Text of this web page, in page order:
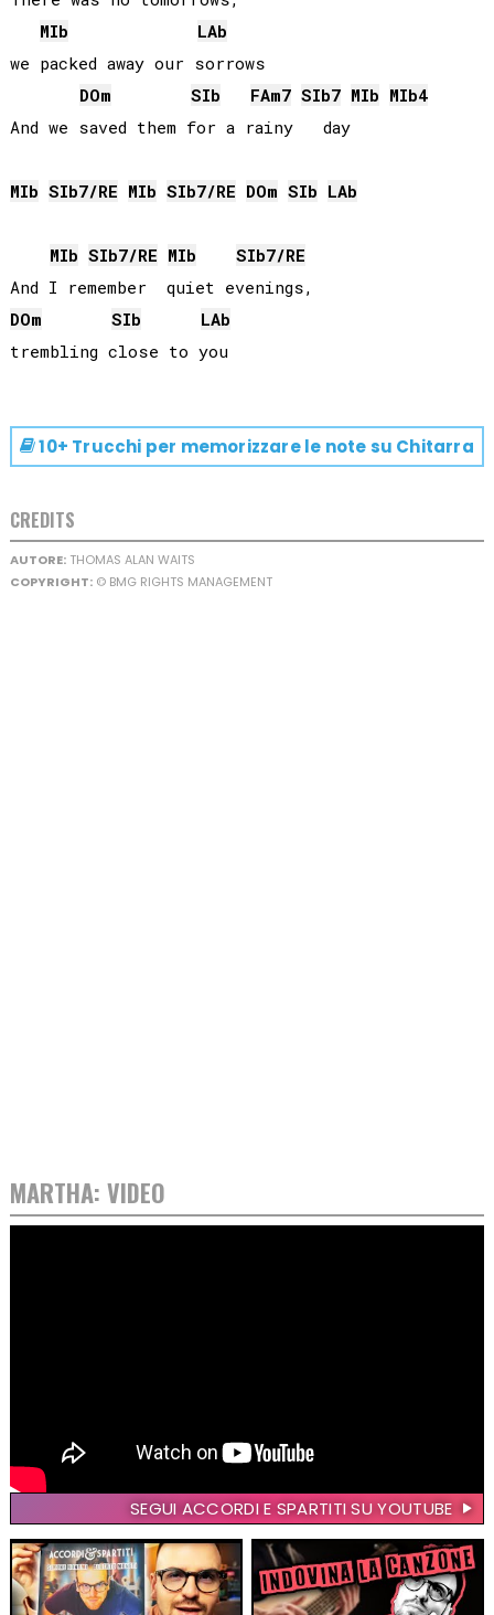
MIb
LAb
we packed away our sorrows
DOm SIb FAm7 SIb7 MIb MIb4
And we saved them for a rainy   day
MIb SIb7/RE MIb SIb7/RE DOm SIb LAb
MIb SIb7/RE MIb SIb7/RE
DOm SIb
LAb
10+ Trucchi per memorizzare le note su Chitarra
CREDITS
AUTORE:THOMAS ALAN WAITS
COPYRIGHT:© BMG RIGHTS MANAGEMENT
MARTHA: VIDEO
SEGUI ACCORDI E SPARTITI SU YOUTUBE